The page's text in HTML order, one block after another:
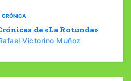
CRÓNICA
de «La Rotunda»
Victorino Muñoz